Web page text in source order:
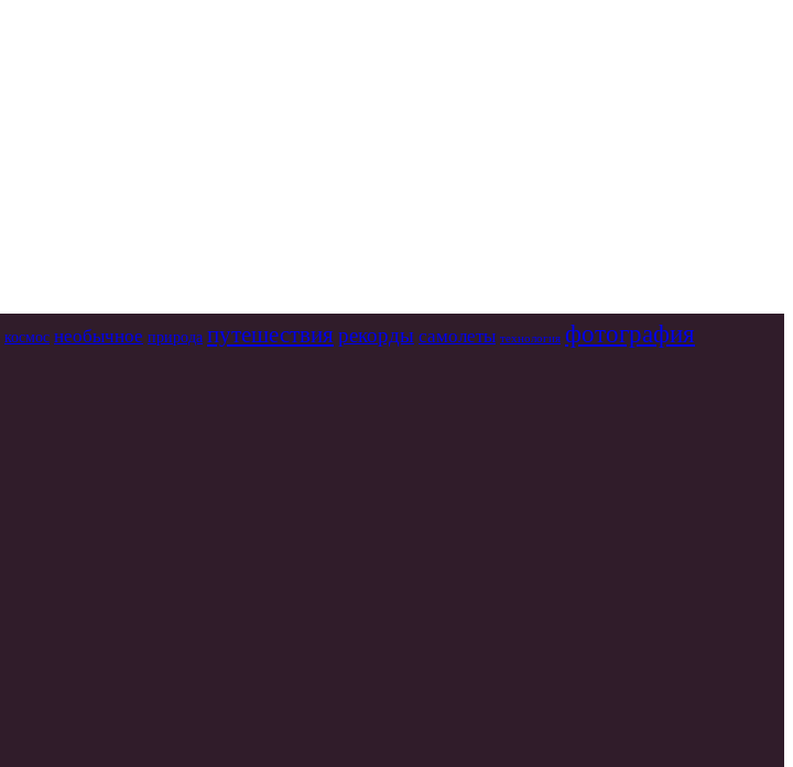
космос необычное природа путешествиярекорды самолеты технология фотография